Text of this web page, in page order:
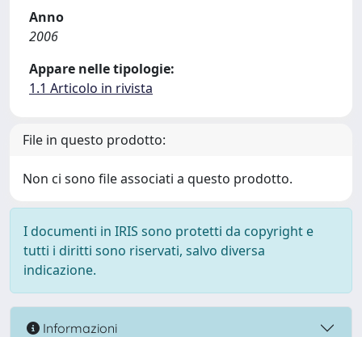
Anno
2006
Appare nelle tipologie:
1.1 Articolo in rivista
File in questo prodotto:
Non ci sono file associati a questo prodotto.
I documenti in IRIS sono protetti da copyright e
tutti i diritti sono riservati, salvo diversa
indicazione.
Informazioni